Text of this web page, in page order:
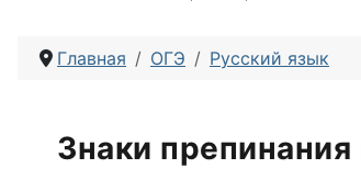
Главная ОГЭ Русский язык
Знаки